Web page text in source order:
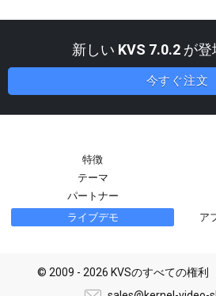
新しい KVS 7.0.2が登
今すぐ注文
特徴
テーマ
パートナー
ライブデモ
ア
© 2009 - 2026 KVSのすべての権利